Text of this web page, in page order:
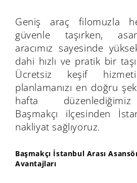
Geniş araç filomuzla
güvenle taşırken,
aracımız sayesinde
dahi hızlı ve pratik bir
Ücretsiz keşif
planlamanızı en doğru
hafta
Başmakçı ilçesinden
nakliyat sağlıyoruz.
Başmakçı İstanbul Arası
Avantajları